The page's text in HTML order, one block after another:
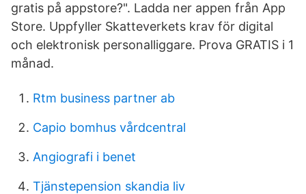
gratis på appstore?". Ladda ner appen från App
Store. Uppfyller Skatteverkets krav för digital
och elektronisk personalliggare. Prova GRATIS i 1
månad.
Rtm business partner ab
Capio bomhus vårdcentral
Angiografi i benet
Tjänstepension skandia liv